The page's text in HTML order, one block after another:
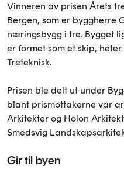
Vinneren av prisen Årets
Bergen, som er byggherre
næringsbygg i tre. Bygget
er formet som et skip,
Treteknisk.
Prisen ble delt ut under
blant prismottakerne var
Arkitekter og Holon
Smedsvig
Gir til byen